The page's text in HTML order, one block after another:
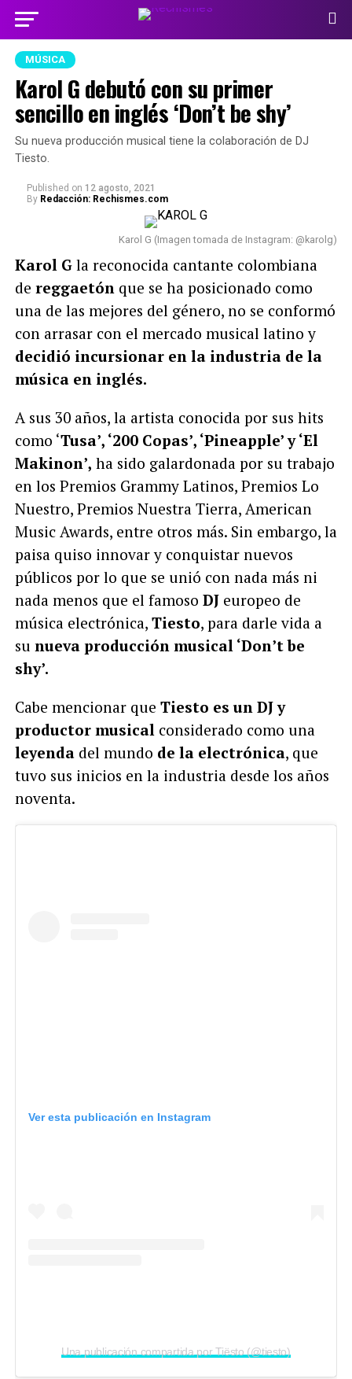
MÚSICA
Karol G debutó con su primer
sencillo en inglés ‘Don’t be shy’
Su nueva producción musical tiene la colaboración de DJ
Tiesto.
Published on 12 agosto, 2021
By Redacción: Rechismes.com
Karol G (Imagen tomada de Instagram: @karolg)
Karol Gla reconocida cantante colombiana
de reggaetónque se ha posicionado como
una de las mejores del género, no se conformó
con arrasar con el mercado musical latino y
decidió incursionar en la industria de la
música en inglés.
A sus 30 años, la artista conocida por sus hits
como ‘Tusa’, ‘200 Copas’, ‘Pineapple’ y ‘El
Makinon’, ha sido galardonada por su trabajo
en los Premios Grammy Latinos, Premios Lo
Nuestro, Premios Nuestra Tierra, American
Music Awards, entre otros más. Sin embargo, la
paisa quiso innovar y conquistar nuevos
públicos por lo que se unió con nada más ni
nada menos que el famoso DJeuropeo de
música electrónica, Tiesto, para darle vida a
su nueva producción musical ‘Don’t be
shy’.
Cabe mencionar que Tiesto es un DJ y
productor musicalconsiderado como una
leyendadel mundo de la electrónica, que
tuvo sus inicios en la industria desde los años
noventa.
Ver esta publicación en Instagram
Una publicación compartida por Tiësto (@tiesto)